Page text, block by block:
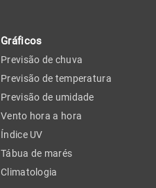
Gráficos
Previsão de chuva
Previsão de temperatura
Previsão de umidade
Vento hora a hora
Índice UV
Tábua de marés
Climatologia